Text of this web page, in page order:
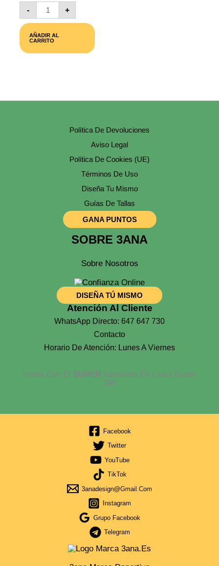
-
Taza
Cumpleaños
Divertida
+
AÑADIR AL
CARRITO
Política De Devoluciones
Aviso Legal
Política De Cookies (UE)
Términos De Uso
Diseña Tu Mismo
Guías De Tallas
GANA PUNTOS
SOBRE 3ANA
Sobre Nosotros
DISEÑA TÚ MISMO
Atención Al Cliente
WhatsApp Directo: 647 647 730
Contacto
Horario De Atención: Lunes A Viernes
Habla Con El SUPERAsistente En Linea Gratis
24h
Facebook
Twitter
YouTube
TikTok
3anadesign@gmail.com
Instagram
Grupo Facebook
Telegram